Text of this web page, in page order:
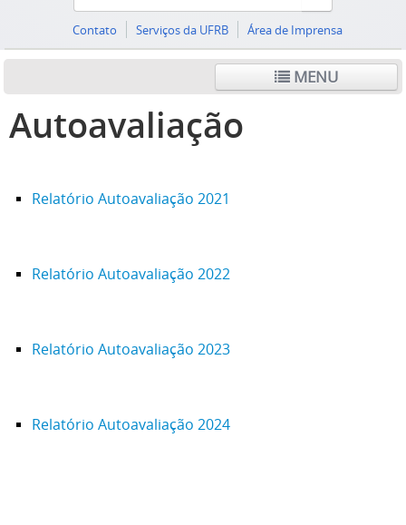
Contato Serviços da UFRB Área de Imprensa
MENU
Autoavaliação
Relatório Autoavaliação 2021
Relatório Autoavaliação 2022
Relatório Autoavaliação 2023
Relatório Autoavaliação 2024